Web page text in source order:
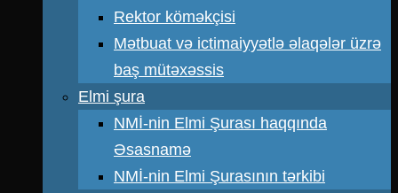
Rektor köməkçisi
Mətbuat və ictimaiyyətlə əlaqələr üzrə
baş mütəxəssis
Elmi şura
NMİ-nin Elmi Şurası haqqında
Əsasnamə
NMİ-nin Elmi Şurasının tərkibi